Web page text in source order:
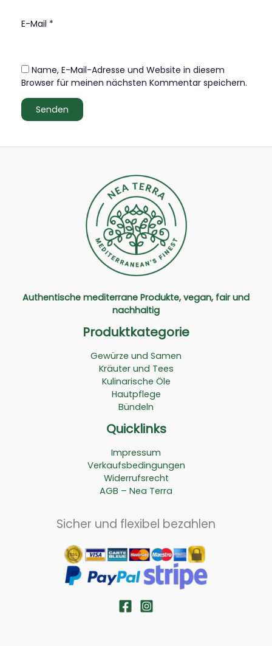
E-Mail *
Name, E-Mail-Adresse und Website in diesem
Browser für meinen nächsten Kommentar speichern.
Authentische mediterrane Produkte, vegan, fair und
nachhaltig
Produktkategorie
Gewürze und Samen
Kräuter und Tees
Kulinarische Öle
Hautpflege
Bündeln
Quicklinks
Impressum
Verkaufsbedingungen
Widerrufsrecht
AGB – Nea Terra
Sicher und flexibel bezahlen